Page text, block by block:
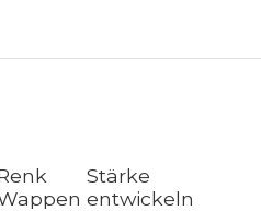
Stärke
entwickeln